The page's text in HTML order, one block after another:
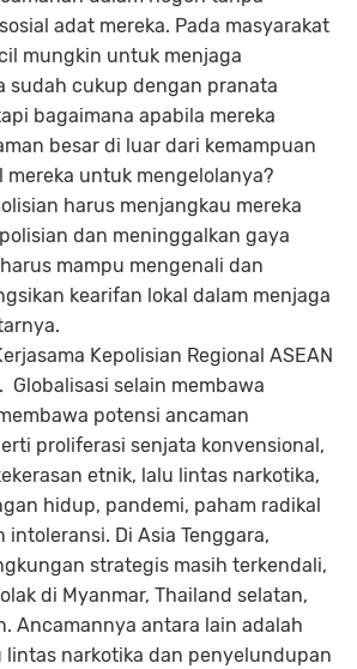
adat mereka. Pada masyarakat
mungkin untuk menjaga
sudah cukup dengan pranata
bagaimana apabila mereka
besar di luar dari kemampuan
mereka untuk mengelolanya?
harus menjangkau mereka
dan meninggalkan gaya
mampu mengenali dan
kearifan lokal dalam menjaga
Kepolisian Regional ASEAN
Globalisasi selain membawa
potensi ancaman
proliferasi senjata konvensional,
etnik, lalu lintas narkotika,
hidup, pandemi, paham radikal
intoleransi. Di Asia Tenggara,
strategis masih terkendali,
di Myanmar, Thailand selatan,
Ancamannya antara lain adalah
lintas narkotika dan penyelundupan